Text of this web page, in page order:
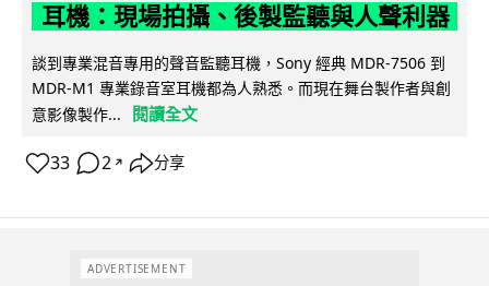
耳機：現場拍攝、後製監聽與人聲利器
談到專業混音專用的聲音監聽耳機，Sony 經典 MDR-7506 到
MDR-M1 專業錄音室耳機都為人熟悉。而現在舞台製作者與創
意影像製作...
閱讀全文
33 2 ↗ 分享
ADVERTISEMENT